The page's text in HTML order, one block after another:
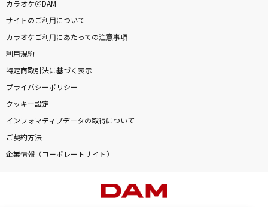
カラオケ＠DAM
サイトのご利用について
カラオケご利用にあたっての注意事項
利用規約
特定商取引法に基づく表示
プライバシーポリシー
クッキー設定
インフォマティブデータの取得について
ご契約方法
企業情報（コーポレートサイト）